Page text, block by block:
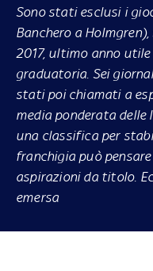
Sono stati esclusi i
Banchero a
2017, ultimo anno
graduatoria. Sei
stati poi chiamati a
media ponderata
una classifica per
franchigia può
aspirazioni da titolo.
emersa